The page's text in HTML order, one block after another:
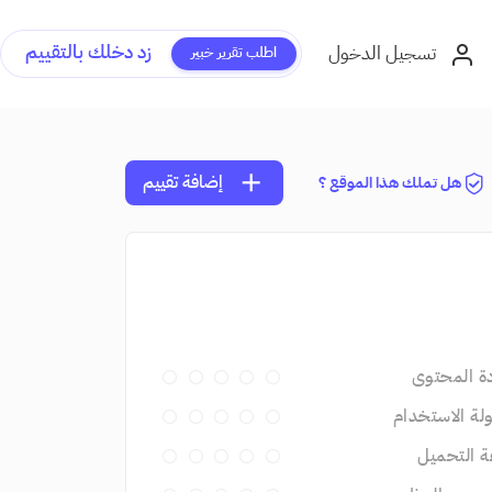
تسجيل الدخول اطلب تقرير خبير زد دخلك بالتقييم
هل تملك هذا الموقع ؟ add إضافة تقييم
المحتوى
الاستخدام
التحميل